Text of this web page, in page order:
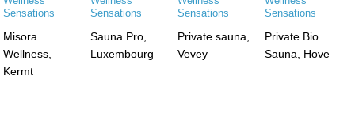
Misora
Wellness,
Kermt
Sauna Pro,
Luxembourg
Private sauna,
Vevey
Private Bio
Sauna, Hove